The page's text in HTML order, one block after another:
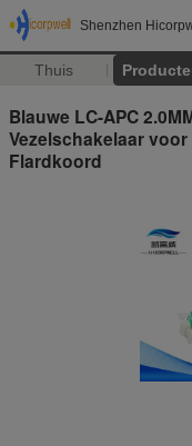
Shenzhen
Thuis
Blauwe LC-APC
Vezelschakelaar
Flardkoord